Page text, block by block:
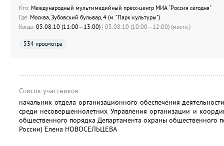
Кто: Международный мультимедийный пресс-центр МИА "Россия сегодня"
Где: Москва, Зубовский бульвар, 4 (м. "Парк культуры")
Когда: 05.08.10 (11:00—13:00) | 05.08.10 (10:00—12:00) (местн.)
534 просмотра
Список участников:
начальник отдела организационного обеспечения
среди несовершеннолетних Управления организации и
общественного порядка Департамента охраны
России) Елена НОВОСЕЛЬЦЕВА